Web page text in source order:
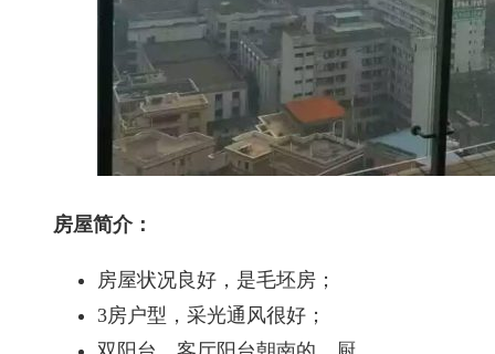
房屋简介：
房屋状况良好，是毛坯房；
3房户型，采光通风很好；